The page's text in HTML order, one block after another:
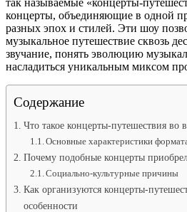
концерты, объединяющие в одной
разных эпох и стилей. Эти шоу
музыкальное путешествие сквозь
звучание, понять эволюцию
насладиться уникальным миксом
Содержание
Что такое концерты-путешествия во
Основные характеристики
Почему подобные концерты
Социально-культурные причины
Как организуются концерты-
особенности